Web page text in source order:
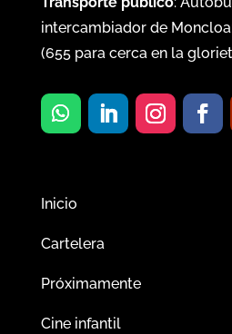
intercambiador de
(655para cerca en la
Inicio
Cartelera
Próximamente
Cine infantil